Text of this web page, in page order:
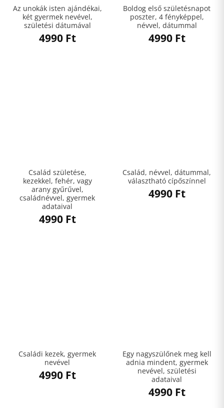
Az unokák isten ajándékai,
két gyermek nevével,
születési dátumával
4990 Ft
Boldog első születésnapot
poszter, 4 fényképpel,
névvel, dátummal
4990 Ft
Család születése,
kezekkel, fehér, vagy
arany gyűrűvel,
családnévvel, gyermek
adataival
4990 Ft
Család, névvel, dátummal,
választható cípőszínnel
4990 Ft
Családi kezek, gyermek
nevével
4990 Ft
Egy nagyszülőnek meg kell
adnia mindent, gyermek
nevével, születési
adataival
4990 Ft